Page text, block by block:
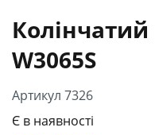
W3065S
Артикул 7326
Є в наявності